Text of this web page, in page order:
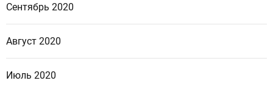
Сентябрь 2020
Август 2020
Июль 2020